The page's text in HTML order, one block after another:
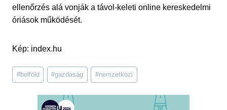
ellenőrzés alá vonják a távol-keleti online kereskedelmi
óriások működését.
Kép: index.hu
Post
Tags:
#belföld #gazdaság #nemzetközi